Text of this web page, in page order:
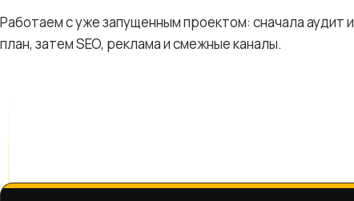
Работаем с уже запущенным проектом: сначала аудит и
план, затем SEO, реклама и смежные каналы.